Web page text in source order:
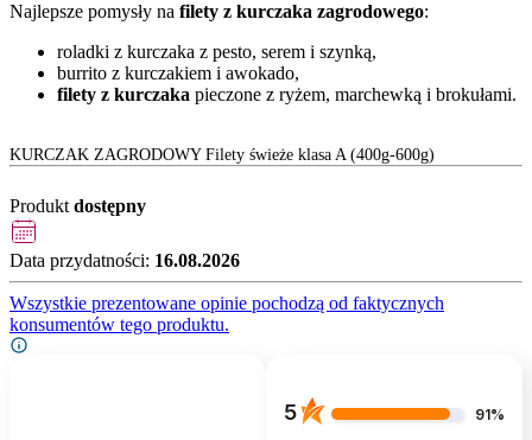
Najlepsze pomysły na filety z kurczaka zagrodowego:
roladki z kurczaka z pesto, serem i szynką,
burrito z kurczakiem i awokado,
filety z kurczaka pieczone z ryżem, marchewką i brokułami.
KURCZAK ZAGRODOWY Filety świeże klasa A (400g-600g)
Produkt dostępny
Data przydatności: 16.08.2026
Wszystkie prezentowane opinie pochodzą od faktycznych
konsumentów tego produktu.
5 91%